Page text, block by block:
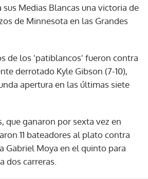
Medias Blancas una victoria de
de Minnesota en las Grandes
de los 'patiblancos' fueron contra
derrotado Kyle Gibson (7-10),
apertura en las últimas siete
que ganaron por sexta vez en
11 bateadores al plato contra
Gabriel Moya en el quinto para
dos carreras.